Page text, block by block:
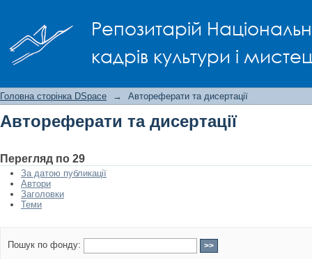
Репозитарій
кадрів культури і
Головна сторінка DSpace → Автореферати та дисертації
Автореферати та дисертації
Перегляд по 29
За датою публикації
Автори
Заголовки
Теми
Пошук по фонду: